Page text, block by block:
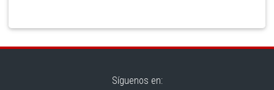
Síguenos en: